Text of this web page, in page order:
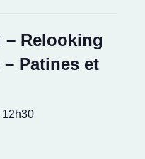
– Relooking
Patines et
12h30